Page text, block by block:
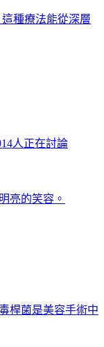
種療法能從深層
人正在討論
亮的笑容。
桿菌是美容手術中